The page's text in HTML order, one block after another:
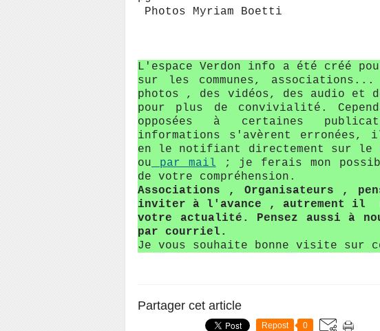
Photos Myriam Boetti
L'espace Verdon info a été créé
sur les communes,
photos , des vidéos, des audio et
pour plus de convivialité.
opposées à certaines
informations s'avèrent
en le notifiant directement sur le
ou par mail ; je ferais mon
de votre compréhension.
Associations , Organisateurs ,
inviter à l'avance , autrement il
votre actualité. Pensez aussi à
par courriel.
Je vous souhaite bonne visite sur
Partager cet article
Repost 0